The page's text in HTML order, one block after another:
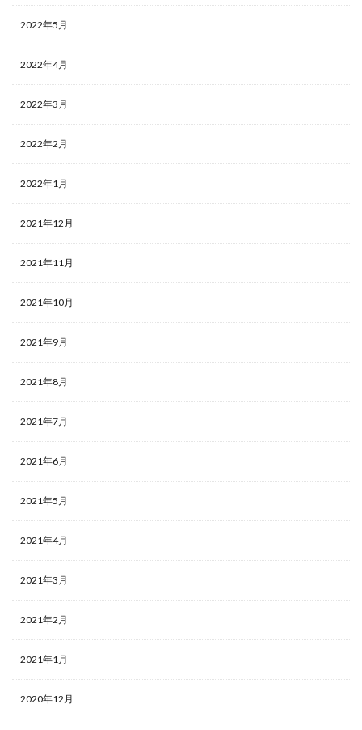
2022年5月
2022年4月
2022年3月
2022年2月
2022年1月
2021年12月
2021年11月
2021年10月
2021年9月
2021年8月
2021年7月
2021年6月
2021年5月
2021年4月
2021年3月
2021年2月
2021年1月
2020年12月